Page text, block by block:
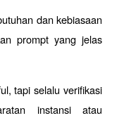
dan kebiasaan
prompt yang jelas
tapi selalu verifikasi
instansi atau